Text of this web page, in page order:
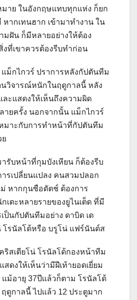
าย ในอังกฤษแทบทุกแห่ง ก็ยก
หากเทนฮาก เข้ามาทำงาน ใน
มฝัน ก็มีหลายอย่างให้ต้อง
งที่เขาควรต้องรีบทำก่อน
ม็กไกวร์ ปราการหลังกัปตันทีม
นวิจารณ์หนักในฤดูกาลนี้ หลัง
ะแสดงให้เห็นถึงความผิด
ายครั้ง นอกจากนั้น แม็กไกวร์
หมาะกับการทำหน้าที่กัปตันทีม
ย
รับหน้าที่กุมบังเหียน ก็ต้องรีบ
รเปลี่ยนแปลง คนสวมปลอก
หากกุนซือดัตช์ ต้องการ
เตะหลายรายของยูไนเต็ด ที่มี
ป็นกัปตันทีมอย่าง ดาบิด เด
โรนัลโด้หรือ บรูโน่ แฟร์นันด์ส
ริสเตียโน่ โรนัลโด้กองหน้าทีม
สดงให้เห็นว่ามีฝีเท้ายอดเยี่ยม
แม้อายุ 37ปีแล้วก็ตาม โรนัลโด้
ฤดูกาลนี้ ไปแล้ว 12 ประตูมาก